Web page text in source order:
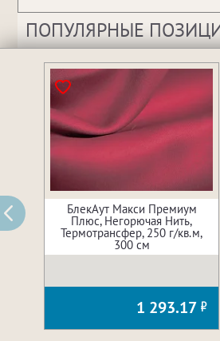
ПОПУЛЯРНЫЕ
БлекАут Макси Премиум
Плюс, Негорючая Нить,
Термотрансфер, 250 г/кв.м,
300 см
1 293.17